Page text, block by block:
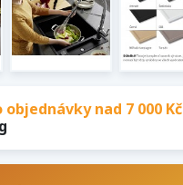
nad 7 000 Kč